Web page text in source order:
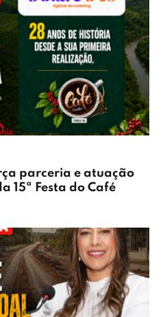
parceria e atuação
15ª Festa do Café